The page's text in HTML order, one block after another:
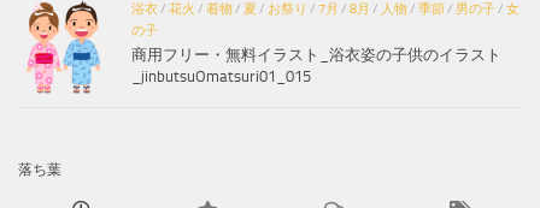
浴衣/ 花火 / 着物/ 夏 / お祭り / 7月 / 8月 / 人物/ 季節/ 男の子/ 女
の子
商用フリー・無料イラスト_浴衣姿の子供のイラスト
_jinbutsuOmatsuri01_015
落ち葉